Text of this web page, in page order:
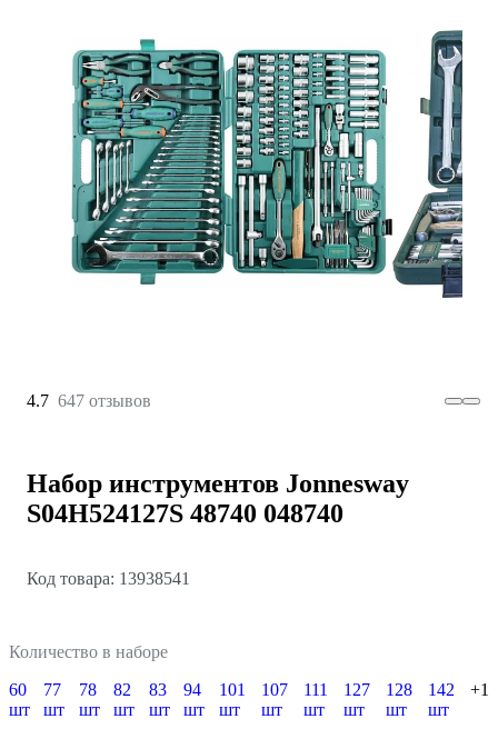
4.7 647 отзывов
Набор инструментов Jonnesway
S04H524127S 48740 048740
Код товара: 13938541
Количество в наборе
60
шт
77
шт
78
шт
82
шт
83
шт
94
шт
101
шт
107
шт
111
шт
127
шт
128
шт
142
шт
+1